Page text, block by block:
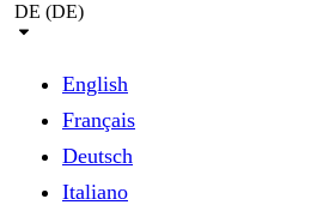
DE (DE)
English
Français
Deutsch
Italiano